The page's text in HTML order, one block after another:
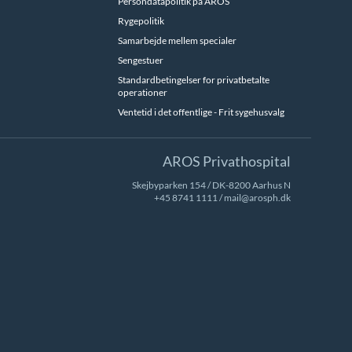
Rygepolitik
Samarbejde mellem specialer
Sengestuer
Standardbetingelser for privatbetalte
operationer
Ventetid i det offentlige - Frit sygehusvalg
AROS Privathospital
Skejbyparken 154 / DK-8200 Aarhus N
+45 8741 1111/mail@arosph.dk